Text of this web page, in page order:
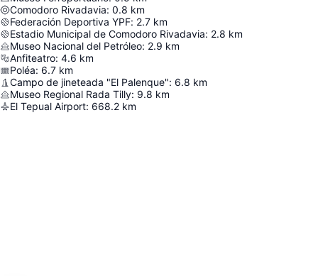
Comodoro Rivadavia: 0.8 km
Federación Deportiva YPF: 2.7 km
Estadio Municipal de Comodoro Rivadavia: 2.8 km
Museo Nacional del Petróleo: 2.9 km
Anfiteatro: 4.6 km
Poléa: 6.7 km
Campo de jineteada "El Palenque": 6.8 km
Museo Regional Rada Tilly: 9.8 km
El Tepual Airport: 668.2 km